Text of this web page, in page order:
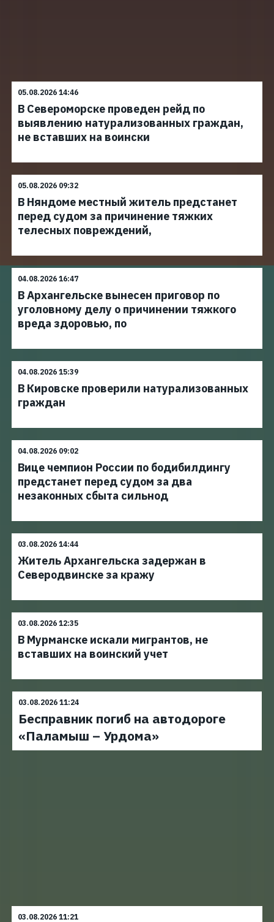
05.08.2026 14:46
В Североморске проведен рейд по
выявлению натурализованных граждан,
не вставших на воински
05.08.2026 09:32
В Няндоме местный житель предстанет
перед судом за причинение тяжких
телесных повреждений,
04.08.2026 16:47
В Архангельске вынесен приговор по
уголовному делу о причинении тяжкого
вреда здоровью, по
04.08.2026 15:39
В Кировске проверили натурализованных
граждан
04.08.2026 09:02
Вице чемпион России по бодибилдингу
предстанет перед судом за два
незаконных сбыта сильнод
03.08.2026 14:44
Житель Архангельска задержан в
Северодвинске за кражу
03.08.2026 12:35
В Мурманске искали мигрантов, не
вставших на воинский учет
03.08.2026 11:24
Бесправник погиб на автодороге
«Паламыш – Урдома»
03.08.2026 11:21